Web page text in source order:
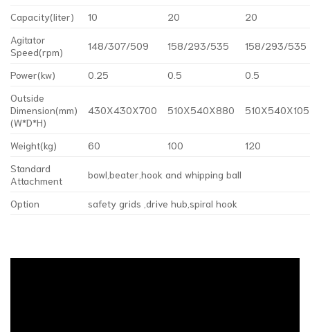
Capacity(liter)
10 20
20
Agitator
Speed(rpm)
148/307/509 158/293/535 158/293/535
Power(kw) 0.25 0.5
0.5
Outside
Dimension(mm)
(W*D*H)
430X430X700 510X540X880
Weight(kg) 60 100
120
Standard
Attachment
bowl,beater,hook and whipping ball
Option safety grids ,drive hub,spiral hook